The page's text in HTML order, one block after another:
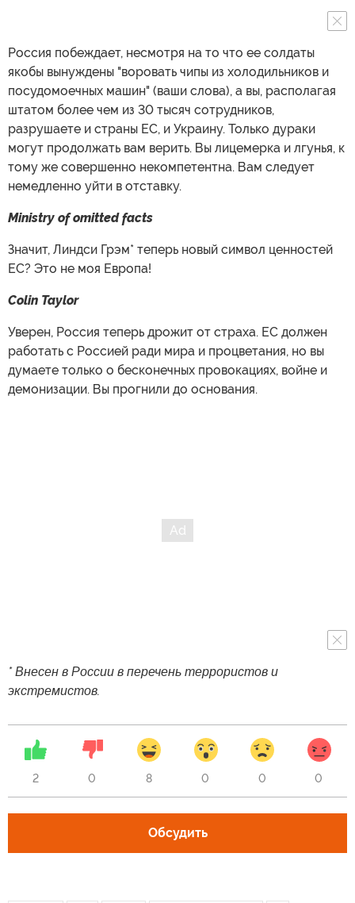
Россия побеждает, несмотря на то что ее солдаты
якобы вынуждены "воровать чипы из холодильников и
посудомоечных машин" (ваши слова), а вы, располагая
штатом более чем из 30 тысяч сотрудников,
разрушаете и страны ЕС, и Украину. Только дураки
могут продолжать вам верить. Вы лицемерка и лгунья, к
тому же совершенно некомпетентна. Вам следует
немедленно уйти в отставку.
Ministry of omitted facts
Значит, Линдси Грэм* теперь новый символ ценностей
ЕС? Это не моя Европа!
Colin Taylor
Уверен, Россия теперь дрожит от страха. ЕС должен
работать с Россией ради мира и процветания, но вы
думаете только о бесконечных провокациях, войне и
демонизации. Вы прогнили до основания.
* Внесен в России в перечень террористов и
экстремистов.
2 0 8 0 0 0
Обсудить